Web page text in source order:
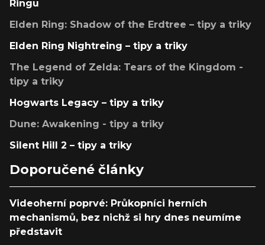
Ringu
Elden Ring: Shadow of the Erdtree – tipy a triky
Elden Ring Nightreing – tipy a triky
The Legend of Zelda: Tears of the Kingdom -
tipy a triky
Hogwarts Legacy – tipy a triky
Dune: Awakening - tipy a triky
Silent Hill 2 – tipy a triky
Doporučené články
Videoherní poprvé: Průkopníci herních
mechanismů, bez nichž si hry dnes neumíme
představit